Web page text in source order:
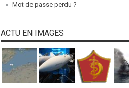
Mot de passe perdu ?
ACTU EN IMAGES